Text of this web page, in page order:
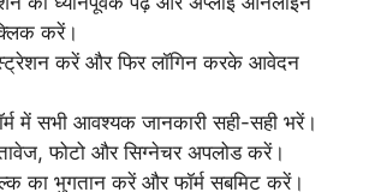
करें।
करें और फिर लॉगिन करके आवेदन
में सभी आवश्यक जानकारी सही-सही भरें।
फोटो और सिग्नेचर अपलोड करें।
का भुगतान करें और फॉर्म सबमिट करें।